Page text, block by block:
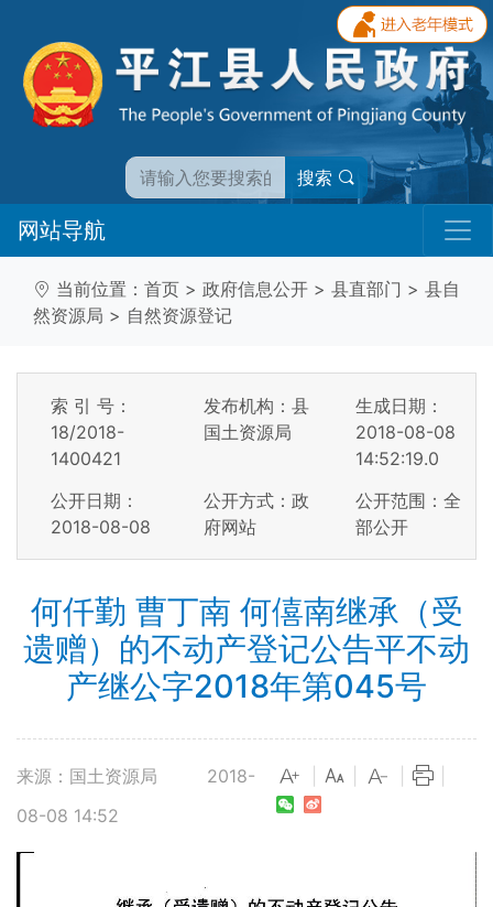
搜索
网站导航
当前位置： 首页 > 政府信息公开 > 县直部门 > 县自
然资源局 > 自然资源登记
索 引 号：
18/2018-
1400421
发布机构：县
国土资源局
生成日期：
2018-08-08
14:52:19.0
公开日期：
2018-08-08
公开方式：政
府网站
公开范围：全
部公开
何仟勤 曹丁南 何僖南继承（受
遗赠）的不动产登记公告平不动
产继公字2018年第045号
来源：国土资源局
2018-
08-08 14:52